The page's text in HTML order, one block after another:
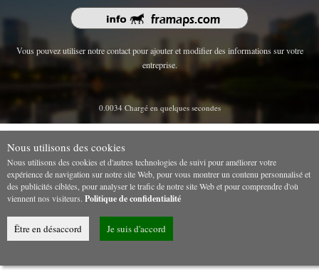
Vous pouvez utiliser notre contact pour ajouter et modifier des informations sur votre
entreprise.
0.0034 Chargé en quelques secondes
Nous utilisons des cookies
Nous utilisons des cookies et d'autres technologies de suivi pour améliorer votre
expérience de navigation sur notre site Web, pour vous montrer un contenu personnalisé et
des publicités ciblées, pour analyser le trafic de notre site Web et pour comprendre d'où
viennent nos visiteurs. Politique de confidentialité
Être en désaccord Je suis d'accord